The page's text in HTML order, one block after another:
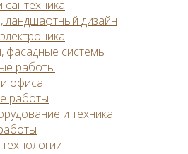
сантехника
дизайн
фасадные системы
работы
офиса
работы
и техника